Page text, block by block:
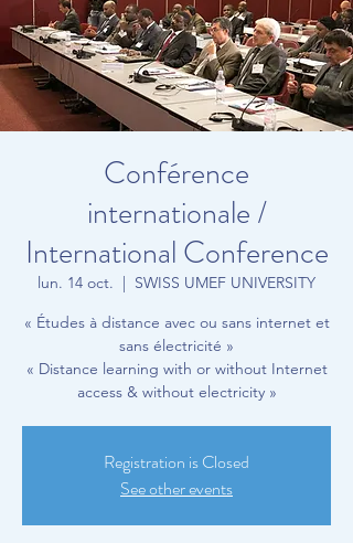
Conférence
internationale /
International Conference
lun. 14 oct.
  |
SWISS UMEF UNIVERSITY
« Études à distance avec ou sans internet et
sans électricité »
« Distance learning with or without Internet
access & without electricity »
Registration is Closed
See other events